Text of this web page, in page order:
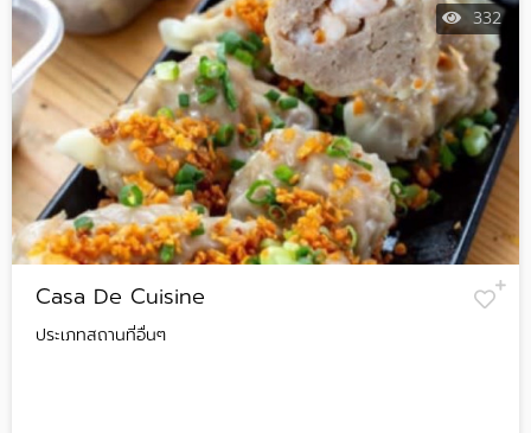
332
Casa De Cuisine
ประเภทสถานที่อื่นๆ